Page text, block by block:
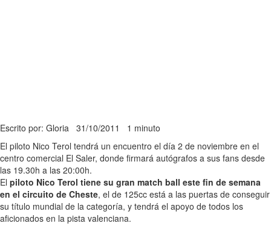
Escrito por: Gloria 31/10/2011 1 minuto
El piloto Nico Terol tendrá un encuentro el día 2 de noviembre en el
centro comercial El Saler, donde firmará autógrafos a sus fans desde
las 19.30h a las 20:00h.
El piloto Nico Terol tiene su gran match ball este fin de semana
en el circuito de Cheste, el de 125cc está a las puertas de conseguir
su título mundial de la categoría, y tendrá el apoyo de todos los
aficionados en la pista valenciana.